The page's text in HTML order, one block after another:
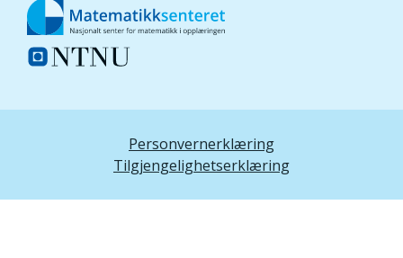
Personvernerklæring
Tilgjengelighetserklæring